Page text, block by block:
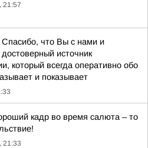
21:57
Спасибо, что Вы с нами и
источник
который всегда оперативно обо
и показывает
кадр во время салюта – то
21:33